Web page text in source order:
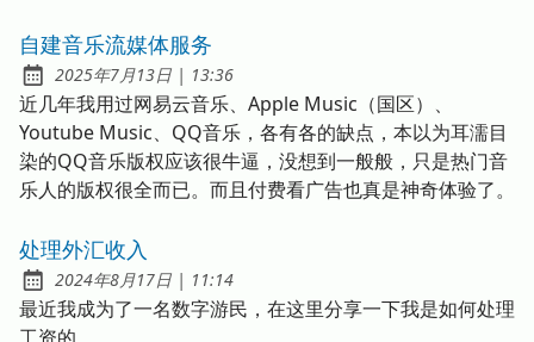
自建音乐流媒体服务
发布于
2025年7月13日 | at
13:36
近几年我用过网易云音乐、Apple Music（国区）、
Youtube Music、QQ音乐，各有各的缺点，本以为耳濡目
染的QQ音乐版权应该很牛逼，没想到一般般，只是热门音
乐人的版权很全而已。而且付费看广告也真是神奇体验了。
处理外汇收入
发布于
2024年8月17日 | at
11:14
最近我成为了一名数字游民，在这里分享一下我是如何处理